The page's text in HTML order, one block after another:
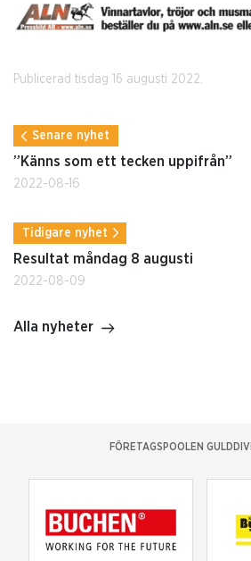
Publicerad tisdag 16 augusti 2022.
Senare nyhet
”Känns som ett tecken uppifrån”
2022-08-16
Tidigare nyhet
Resultat måndag 8 augusti
2022-08-09
Alla nyheter
FÖRETAGSPOOLEN